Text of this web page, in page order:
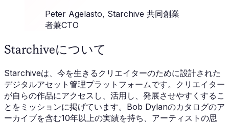
Peter Agelasto, Starchive 共同創業
者兼CTO
Starchiveについて
Starchiveは、今を生きるクリエイターのために設計された
デジタルアセット管理プラットフォームです。クリエイター
が自らの作品にアクセスし、活用し、発展させやすくするこ
とをミッションに掲げています。Bob Dylanのカタログのア
ーカイブを含む10年以上の実績を持ち、アーティストの思